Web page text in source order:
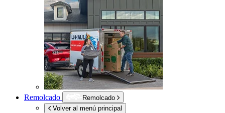
Remolcado
Remolcado
Volver al menú principal